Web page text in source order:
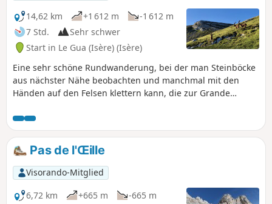
14,62 km
+1 612 m
-1 612 m
7 Std.
Sehr schwer
Start in Le Gua (Isère) (Isère)
Eine sehr schöne Rundwanderung, bei der man Steinböcke
aus nächster Nähe beobachten und manchmal mit den
Händen auf den Felsen klettern kann, die zur Grande
Vercors, wobei man die Skipisten meidet. Die Wanderung
verläuft teilweise auf einem kaum markierten und spärlich
mit Steinmännchen gesäumten Pfad, teilweise sogar
abseits des Weges entlang der Bergrücken, aber die Route
ist immer klar erkennbar. Die Karstlandschaften des Pré de
l'Achard sind atemberaubend und sehr wenig frequentiert.
Pas de l'Œille
Visorando-Mitglied
6,72 km
+665 m
-665 m